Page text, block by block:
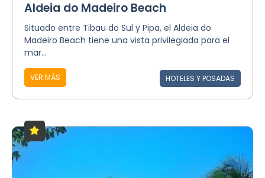
Aldeia do Madeiro Beach
Situado entre Tibau do Sul y Pipa, el Aldeia do
Madeiro Beach tiene una vista privilegiada para el
mar...
VER MÁS HOTELES Y POSADAS